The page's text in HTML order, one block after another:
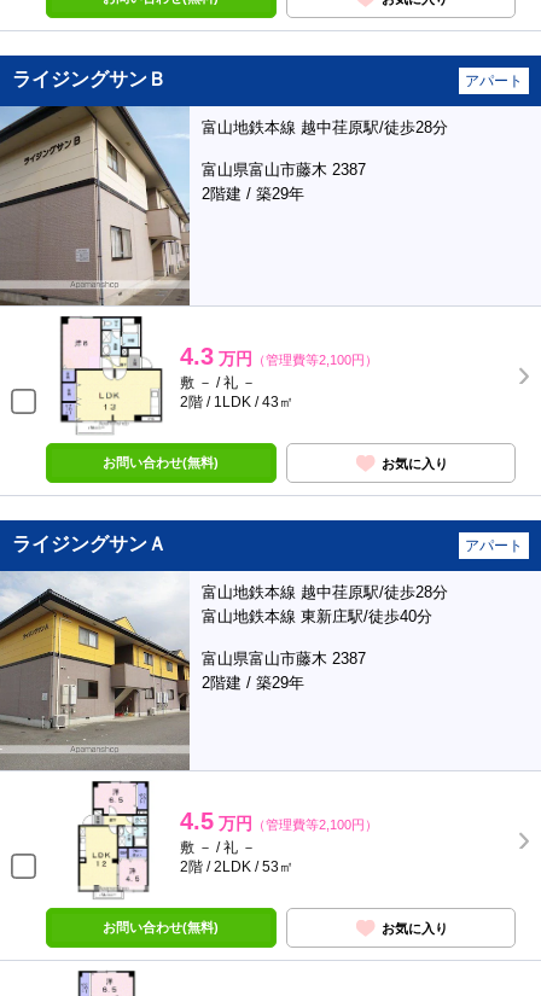
ライジングサンＢ アパート
富山地鉄本線 越中荏原駅/徒歩28分
富山県富山市藤木 2387
2階建 / 築29年
4.3 万円 （管理費等2,100円）
敷 － / 礼 －
2階 / 1LDK / 43㎡
お問い合わせ(無料) お気に入り
ライジングサンＡ アパート
富山地鉄本線 越中荏原駅/徒歩28分
富山地鉄本線 東新庄駅/徒歩40分
富山県富山市藤木 2387
2階建 / 築29年
4.5 万円 （管理費等2,100円）
敷 － / 礼 －
2階 / 2LDK / 53㎡
お問い合わせ(無料) お気に入り